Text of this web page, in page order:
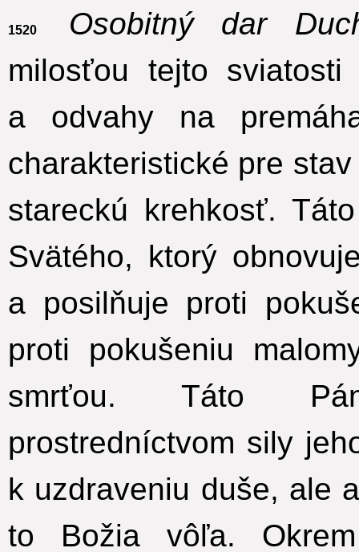
1520
Osobitný dar
milosťou tejto
a odvahy na
charakteristické pre
stareckú krehkosť.
Svätého, ktorý
a posilňuje proti
proti pokušeniu
smrťou. Táto
prostredníctvom sily
k uzdraveniu duše, ale
to Božia vôľa.